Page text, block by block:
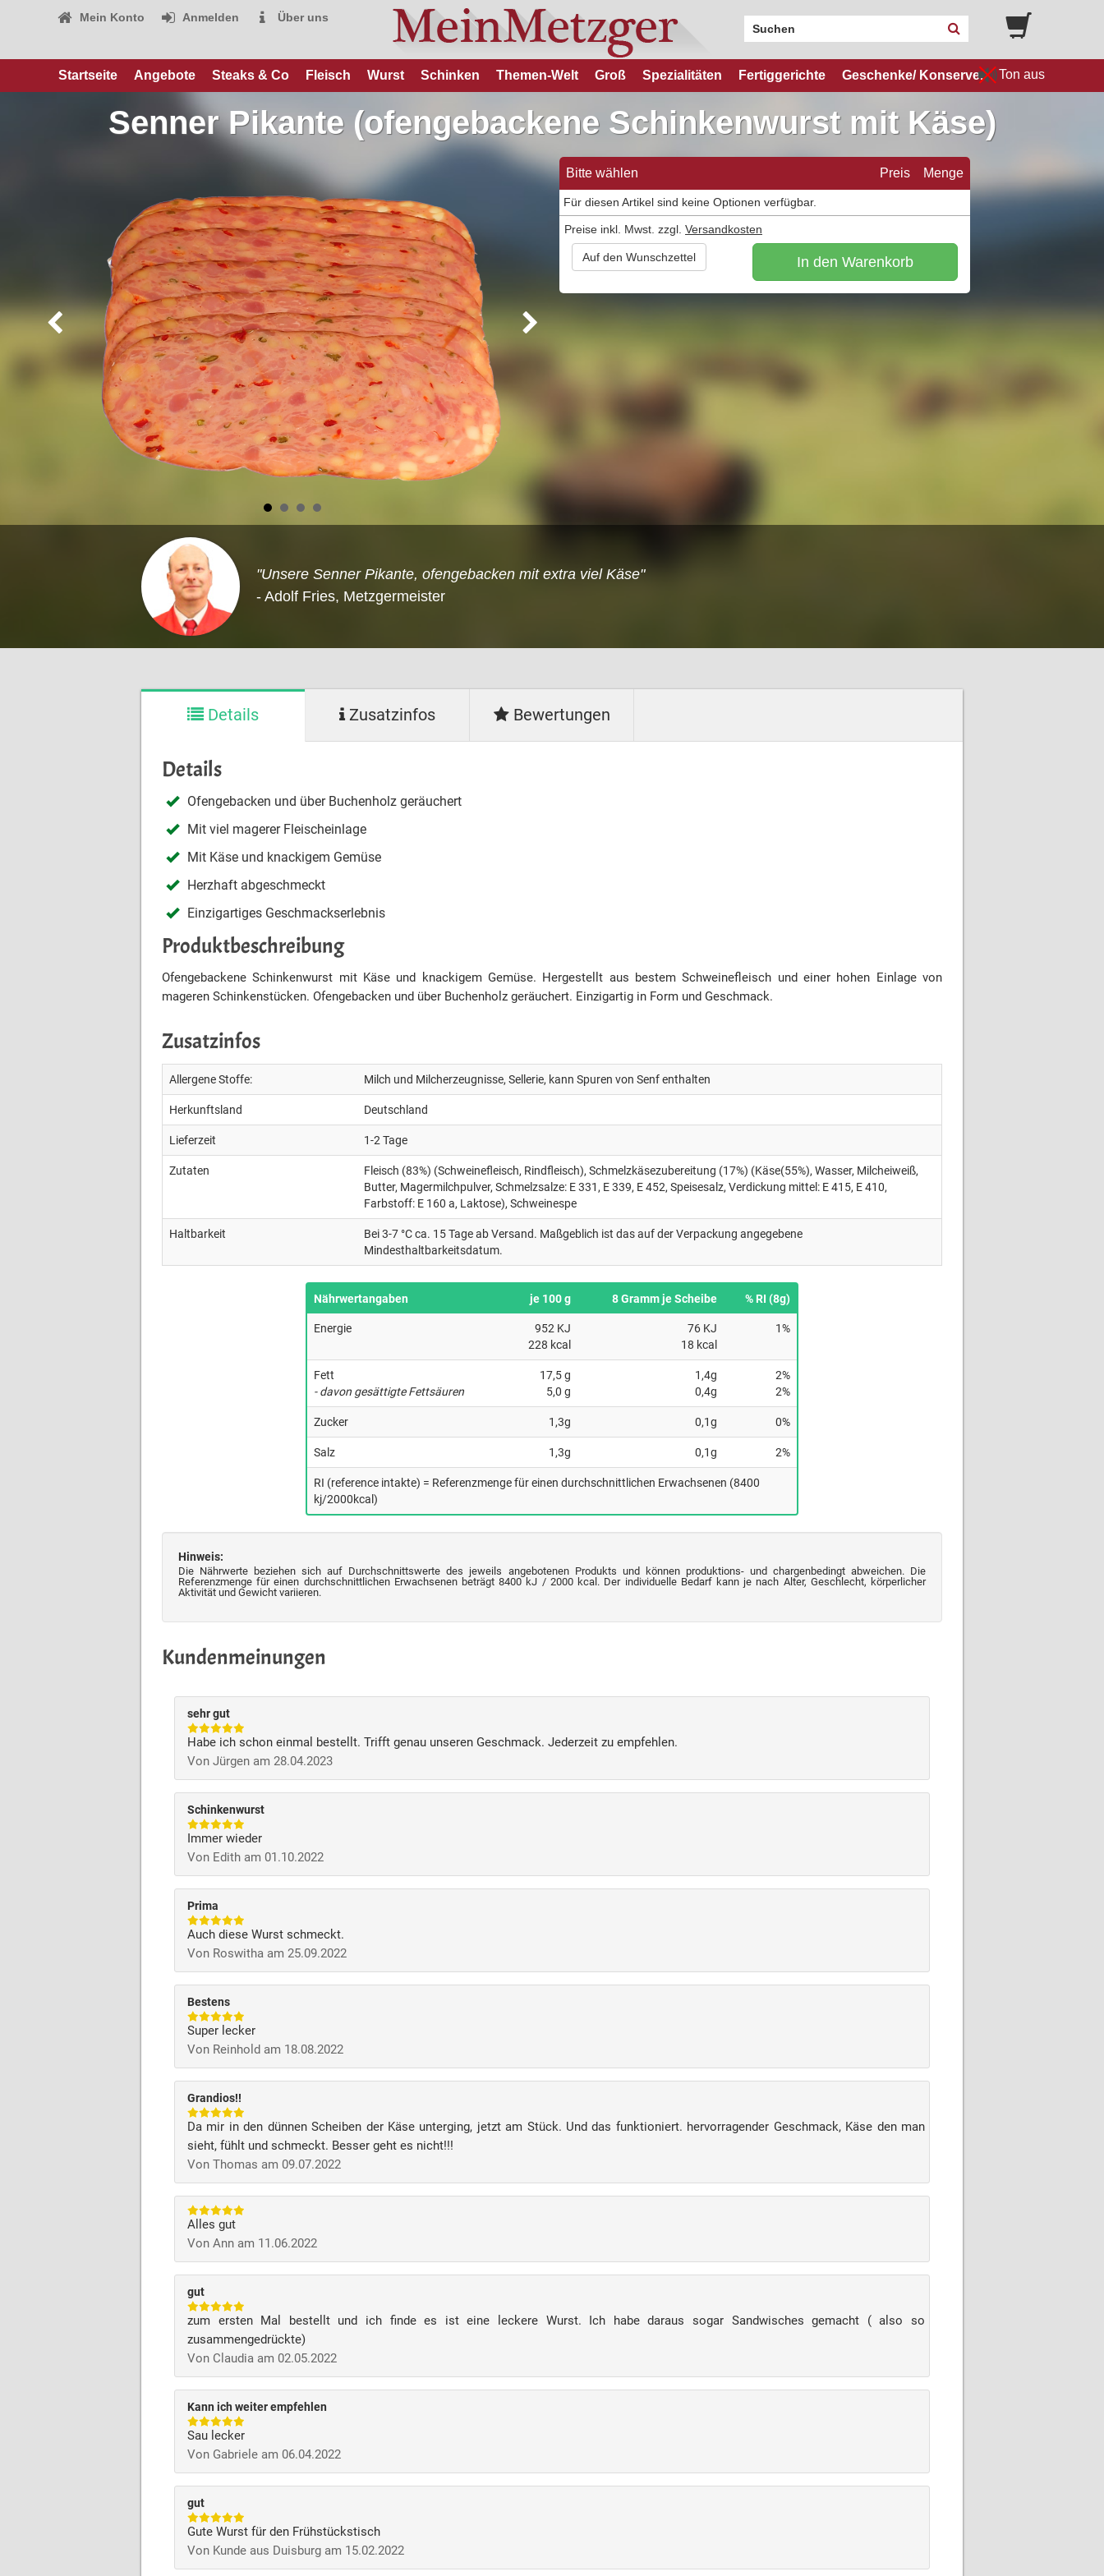
Mein Konto Anmelden Über uns
Startseite Angebote Steaks & Co Fleisch Wurst Schinken Themen-Welt Groß Spezialitäten Fertiggerichte Geschenke/ Konserven Ton aus
Senner Pikante (ofengebackene Schinkenwurst mit Käse)
Bitte wählen Preis Menge
Für diesen Artikel sind keine Optionen verfügbar.
Preise inkl. Mwst. zzgl. Versandkosten
In den Warenkorb
Auf den Wunschzettel
"Unsere Senner Pikante, ofengebacken mit extra viel Käse"
- Adolf Fries, Metzgermeister
Details Zusatzinfos Bewertungen
Details
Ofengebacken und über Buchenholz geräuchert
Mit viel magerer Fleischeinlage
Mit Käse und knackigem Gemüse
Herzhaft abgeschmeckt
Einzigartiges Geschmackserlebnis
Produktbeschreibung
Ofengebackene Schinkenwurst mit Käse und knackigem Gemüse. Hergestellt aus bestem Schweinefleisch und einer hohen Einlage von
mageren Schinkenstücken. Ofengebacken und über Buchenholz geräuchert. Einzigartig in Form und Geschmack.
Zusatzinfos
Allergene Stoffe: Milch und Milcherzeugnisse, Sellerie, kann Spuren von Senf enthalten
Herkunftsland Deutschland
Lieferzeit 1-2 Tage
Zutaten
Fleisch (83%) (Schweinefleisch, Rindfleisch), Schmelzkäsezubereitung (17%) (Käse(55%), Wasser, Milcheiweiß,
Butter, Magermilchpulver, Schmelzsalze: E 331, E 339, E 452, Speisesalz, Verdickung mittel: E 415, E 410,
Farbstoff: E 160 a, Laktose), Schweinespe
Haltbarkeit
Bei 3-7 °C ca. 15 Tage ab Versand. Maßgeblich ist das auf der Verpackung angegebene
Mindesthaltbarkeitsdatum.
Nährwertangaben je 100 g 8 Gramm je Scheibe % RI (8g)
Energie
952 KJ
228 kcal
76 KJ
18 kcal
1%
Fett
- davon gesättigte Fettsäuren
17,5 g
5,0 g
1,4g
0,4g
2%
2%
Zucker 1,3g 0,1g 0%
Salz 1,3g 0,1g 2%
RI (reference intakte) = Referenzmenge für einen durchschnittlichen Erwachsenen (8400
kj/2000kcal)
Hinweis:
Die Nährwerte beziehen sich auf Durchschnittswerte des jeweils angebotenen Produkts und können produktions- und chargenbedingt abweichen. Die
Referenzmenge für einen durchschnittlichen Erwachsenen beträgt 8400 kJ / 2000 kcal. Der individuelle Bedarf kann je nach Alter, Geschlecht, körperlicher
Aktivität und Gewicht variieren.
Kundenmeinungen
sehr gut
Habe ich schon einmal bestellt. Trifft genau unseren Geschmack. Jederzeit zu empfehlen.
Von Jürgen am 28.04.2023
Schinkenwurst
Immer wieder
Von Edith am 01.10.2022
Prima
Auch diese Wurst schmeckt.
Von Roswitha am 25.09.2022
Bestens
Super lecker
Von Reinhold am 18.08.2022
Grandios!!
Da mir in den dünnen Scheiben der Käse unterging, jetzt am Stück. Und das funktioniert. hervorragender Geschmack, Käse den man
sieht, fühlt und schmeckt. Besser geht es nicht!!!
Von Thomas am 09.07.2022
Alles gut
Von Ann am 11.06.2022
gut
zum ersten Mal bestellt und ich finde es ist eine leckere Wurst. Ich habe daraus sogar Sandwisches gemacht ( also so
zusammengedrückte)
Von Claudia am 02.05.2022
Kann ich weiter empfehlen
Sau lecker
Von Gabriele am 06.04.2022
gut
Gute Wurst für den Frühstückstisch
Von Kunde aus Duisburg am 15.02.2022